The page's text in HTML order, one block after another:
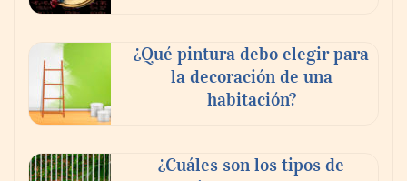
¿Qué pintura debo elegir para
la decoración de una
habitación?
¿Cuáles son los tipos de